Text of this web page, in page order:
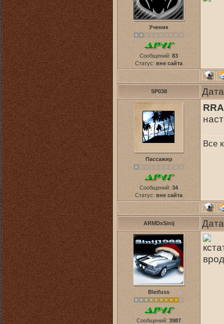
Ученик
Сообщений: 83
Статус: вне сайта
SP038
Пассажир
Сообщений: 34
Статус: вне сайта
Все
ARMDxSinij
Bleifuss
Сообщений: 3987